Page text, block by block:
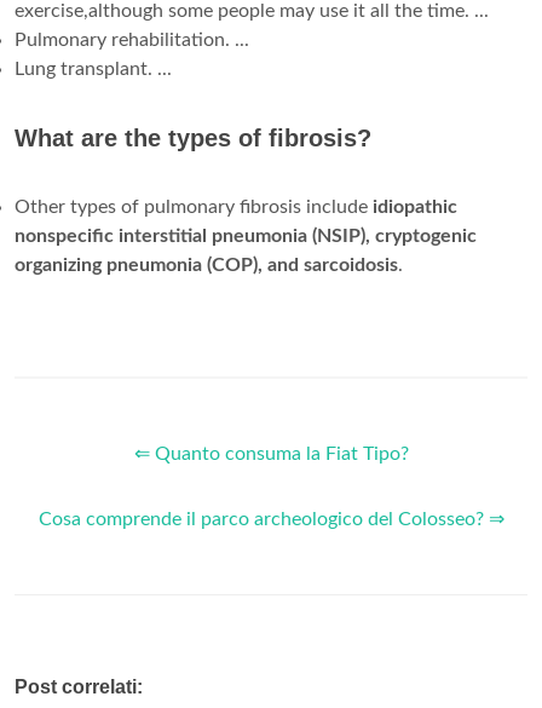
exercise,although some people may use it all the time. ...
Pulmonary rehabilitation. ...
Lung transplant. ...
What are the types of fibrosis?
Other types of pulmonary fibrosis include idiopathic
nonspecific interstitial pneumonia (NSIP), cryptogenic
organizing pneumonia (COP), and sarcoidosis.
⇐ Quanto consuma la Fiat Tipo?
Cosa comprende il parco archeologico del Colosseo? ⇒
Post correlati: